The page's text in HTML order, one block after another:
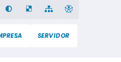
SERVIDOR